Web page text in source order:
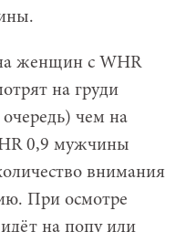
женщин с WHR
на груди
чем на
0,9 мужчины
внимания
При осмотре
на попу или